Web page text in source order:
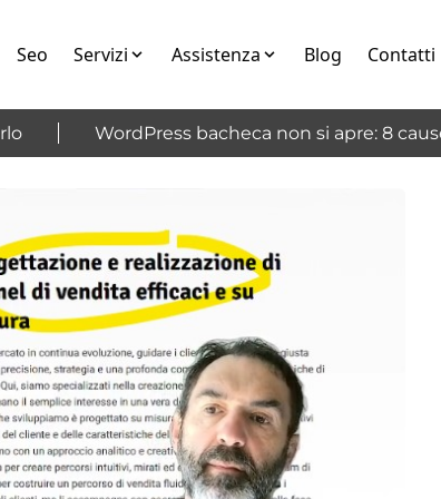
Seo Servizi Assistenza Blog Contatti
WordPress bacheca non si apre: 8 cause